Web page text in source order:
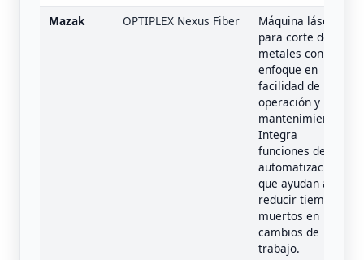
Mazak
OPTIPLEX Nexus Fiber
Máquina láser
para corte de
metales con
enfoque en
facilidad de
operación y
mantenimiento.
Integra
funciones de
automatización
que ayudan a
reducir tiempos
muertos en
cambios de
trabajo.